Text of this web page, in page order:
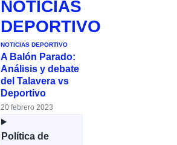
NOTICIAS
DEPORTIVO
NOTICIAS DEPORTIVO
A Balón Parado:
Análisis y debate
del Talavera vs
Deportivo
20 febrero 2023
Política de